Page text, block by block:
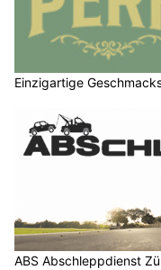
Einzigartige
ABS Abschleppdienst